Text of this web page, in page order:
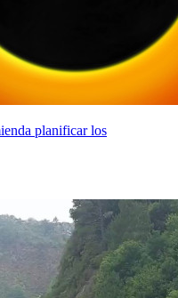
planificar los